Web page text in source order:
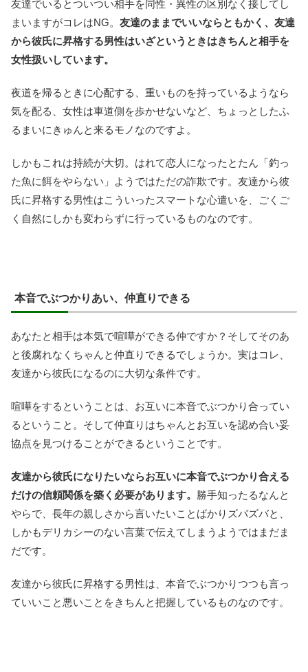
友達でいるとついつい相手を同性・異性の区別なく接してし
まいますがコレはNG。 友達のままでいいならともかく、友達
から彼氏に昇格する男性はいざというときはきちんと相手を
女性扱いしています。
夜道を帰るときに心配する、重いものを持っているようなら
気を配る、女性は車道側を歩かせないなど、ちょっとしたふ
るまいにきゅんと来るモノなのですよ。
しかもこれは持続が大切。はれて恋人になったとたん「釣っ
た魚に餌をやらない」ようではただの詐欺です。友達から彼
氏に昇格する男性はこういったスマートな心遣いを、ごくご
く自然にしかも変わらずに行っているものなのです。
本音でぶつかりあい、仲直りできる
あなたと相手は本気で喧嘩ができる仲ですか？そしてそのあ
と後腐れなくちゃんと仲直りできるでしょうか。実はコレ、
友達から彼氏になるのに大切な条件です。
喧嘩をするということは、お互いに本音でぶつかり合ってい
るということ。そして仲直りはちゃんとお互いを認め合い妥
協点を見つけることができるということです。
友達から彼氏になりたいならお互いに本音でぶつかり合える
だけの信頼関係を築く必要があります。 勝手知ったるなんと
やらで、長年の親しさから言いたいことばかりズバズバと、
しかもデリカシーのない言葉で伝えてしまうようではまだま
だです。
友達から彼氏に昇格する男性は、本音でぶつかりつつも言っ
ていいこと悪いことをきちんと把握しているものなのです。